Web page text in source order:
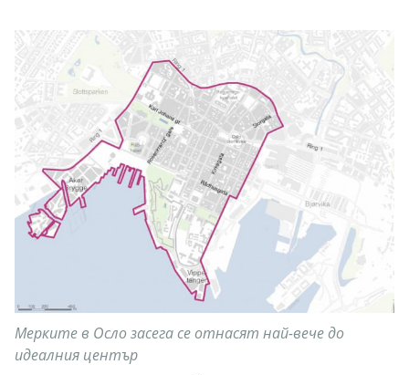
Мерките в Осло засега се отнасят най-вече до
идеалния център